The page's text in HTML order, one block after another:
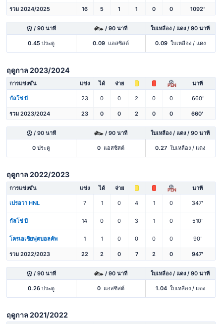
รวม 2024/2025 16 5 1 1 0 0 1092'
/ 90 นาที / 90 นาที ใบเหลือง / แดง / 90 นาที
0.45 ประตู 0.09 แอสซิสต์ 0.09 ใบเหลือง / แดง
ฤดูกาล 2023/2024
การแข่งขัน แข่ง ได้ จ่าย PEN นาที
กัลโช่ บี 23 0 0 2 0 0 660'
รวม 2023/2024 23 0 0 2 0 0 660'
/ 90 นาที / 90 นาที ใบเหลือง / แดง / 90 นาที
0 ประตู 0 แอสซิสต์ 0.27 ใบเหลือง / แดง
ฤดูกาล 2022/2023
การแข่งขัน แข่ง ได้ จ่าย PEN นาที
เปรอวา HNL 7 1 0 4 1 0 347'
กัลโช่ บี 14 0 0 3 1 0 510'
โครเอเชียฟุตบอลคัพ 1 1 0 0 0 0 90'
รวม 2022/2023 22 2 0 7 2 0 947'
/ 90 นาที / 90 นาที ใบเหลือง / แดง / 90 นาที
0.26 ประตู 0 แอสซิสต์ 1.04 ใบเหลือง / แดง
ฤดูกาล 2021/2022